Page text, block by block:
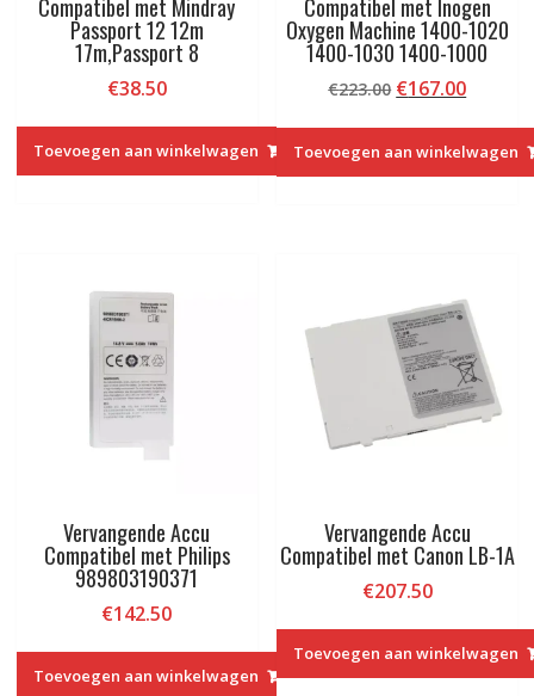
Compatibel met Mindray
Passport 12 12m
17m,Passport 8
€38.50
Toevoegen aan winkelwagen
Compatibel met Inogen
Oxygen Machine 1400-1020
1400-1030 1400-1000
€223.00
was:
€223.00.
€167.00
Toevoegen aan winkelwagen
Vervangende Accu
Compatibel met Philips
989803190371
€142.50
Toevoegen aan winkelwagen
Vervangende Accu
Compatibel met Canon LB-1A
€207.50
Toevoegen aan winkelwagen